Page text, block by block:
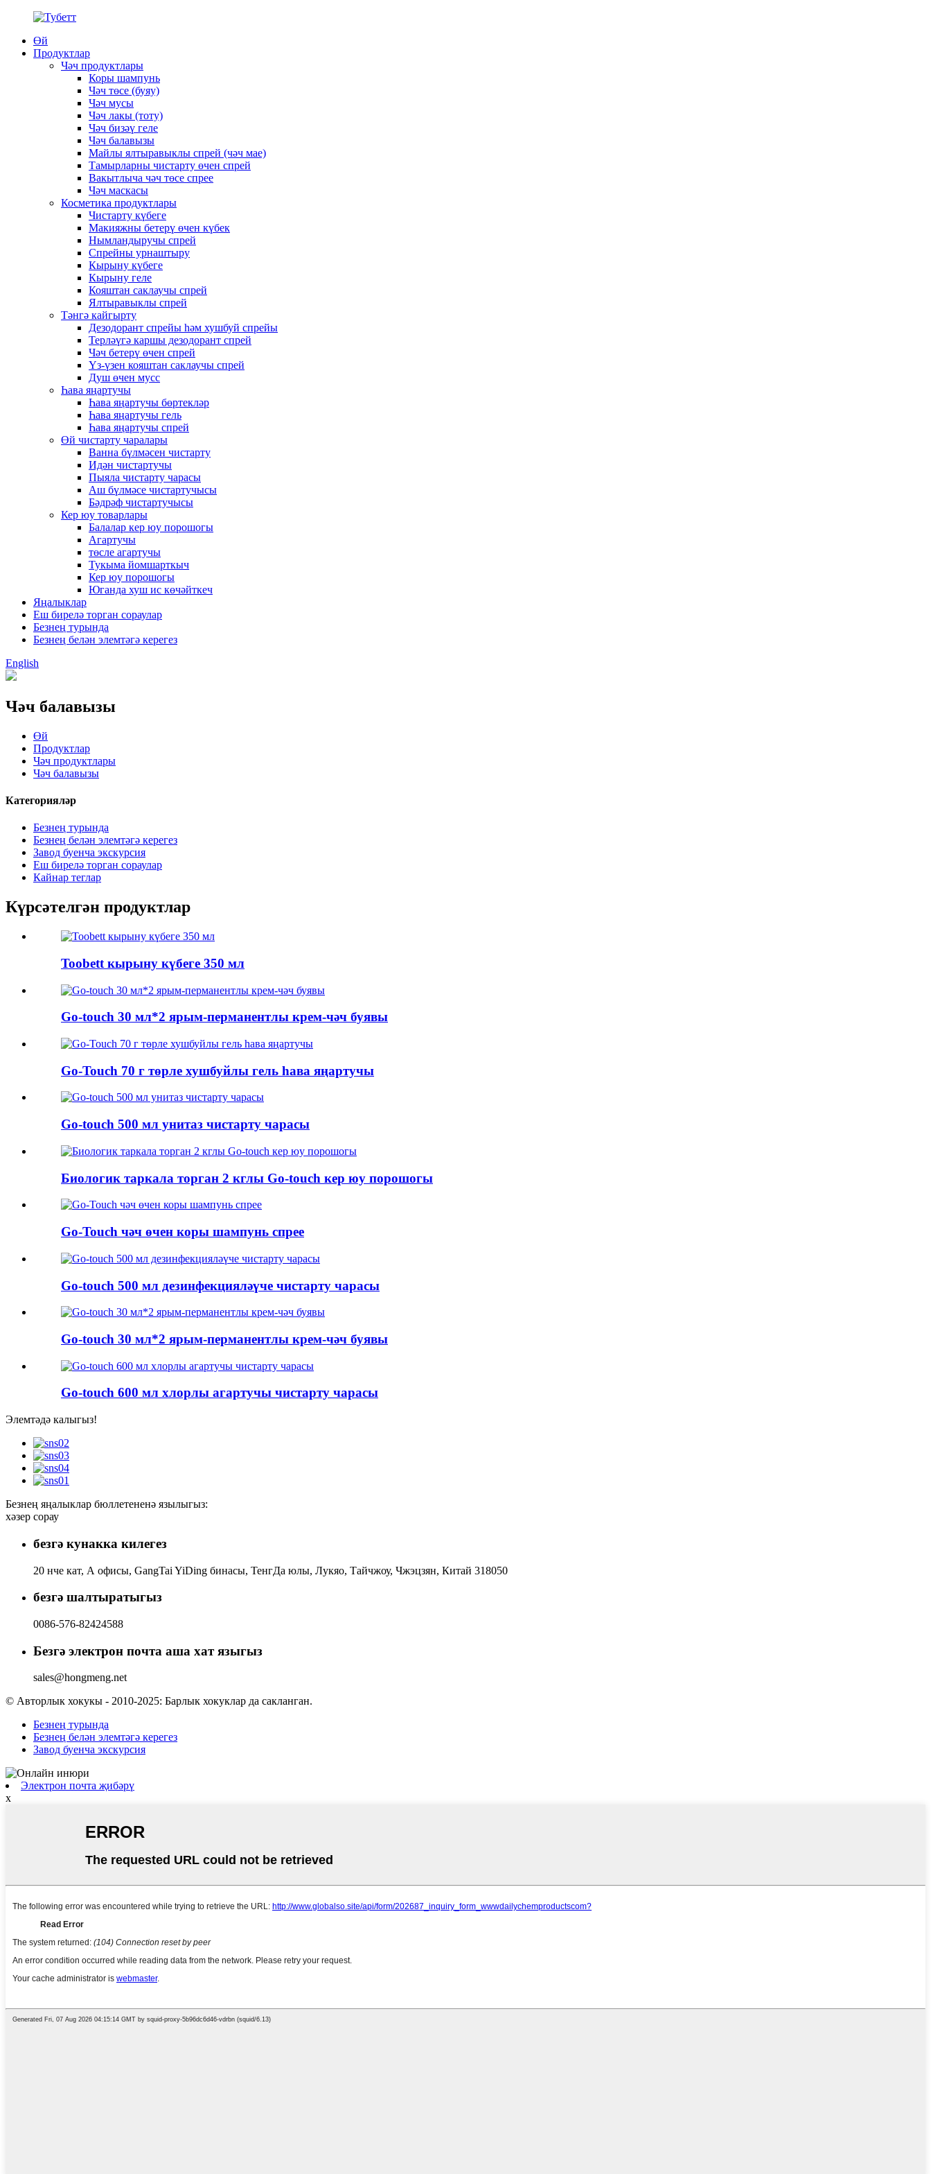
Өй
Продуктлар
Чәч продуктлары
Коры шампунь
Чәч төсе (буяу)
Чәч мусы
Чәч лакы (тоту)
Чәч бизәү геле
Чәч балавызы
Майлы ялтыравыклы спрей (чәч мае)
Тамырларны чистарту өчен спрей
Вакытлыча чәч төсе спрее
Чәч маскасы
Косметика продуктлары
Чистарту күбеге
Макияжны бетерү өчен күбек
Нымландыручы спрей
Спрейны урнаштыру
Кырыну күбеге
Кырыну геле
Кояштан саклаучы спрей
Ялтыравыклы спрей
Тәнгә кайгырту
Дезодорант спрейы һәм хушбуй спрейы
Терләүгә каршы дезодорант спрей
Чәч бетерү өчен спрей
Үз-үзен кояштан саклаучы спрей
Душ өчен мусс
Һава яңартучы
Һава яңартучы бөртекләр
Һава яңартучы гель
Һава яңартучы спрей
Өй чистарту чаралары
Ванна бүлмәсен чистарту
Идән чистартучы
Пыяла чистарту чарасы
Аш бүлмәсе чистартучысы
Бәдрәф чистартучысы
Кер юу товарлары
Балалар кер юу порошогы
Агартучы
төсле агартучы
Тукыма йомшарткыч
Кер юу порошогы
Юганда хуш ис көчәйткеч
Яңалыклар
Еш бирелә торган сораулар
Безнең турында
Безнең белән элемтәгә керегез
English
Чәч балавызы
Өй
Продуктлар
Чәч продуктлары
Чәч балавызы
Категорияләр
Безнең турында
Безнең белән элемтәгә керегез
Завод буенча экскурсия
Еш бирелә торган сораулар
Кайнар теглар
Күрсәтелгән продуктлар
Toobett кырыну күбеге 350 мл
Go-touch 30 мл*2 ярым-перманентлы крем-чәч буявы
Go-Touch 70 г төрле хушбуйлы гель һава яңартучы
Go-touch 500 мл унитаз чистарту чарасы
Биологик таркала торган 2 кглы Go-touch кер юу порошогы
Go-Touch чәч өчен коры шампунь спрее
Go-touch 500 мл дезинфекцияләүче чистарту чарасы
Go-touch 30 мл*2 ярым-перманентлы крем-чәч буявы
Go-touch 600 мл хлорлы агартучы чистарту чарасы
Элемтәдә калыгыз!
Безнең яңалыклар бюллетененә язылыгыз:
хәзер сорау
безгә кунакка килегез
20 нче кат, А офисы, GangTai YiDing бинасы, ТенгДа юлы, Лукяо, Тайчжоу, Чжэцзян, Китай 318050
безгә шалтыратыгыз
0086-576-82424588
Безгә электрон почта аша хат языгыз
sales@hongmeng.net
© Авторлык хокукы - 2010-2025: Барлык хокуклар да сакланган.
Безнең турында
Безнең белән элемтәгә керегез
Завод буенча экскурсия
Электрон почта җибәрү
x